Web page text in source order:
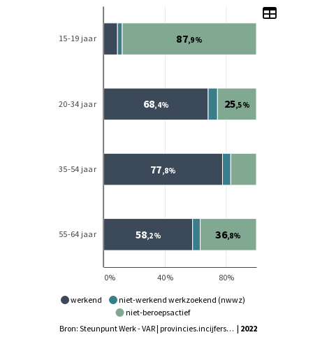
werkend
niet-werkend werkzoekend (nwwz)
niet-beroepsactief
Bron: Steunpunt Werk - VAR | provincies.incijfers.be | 2022
Toon